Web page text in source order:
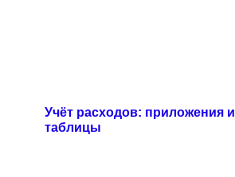
Учёт расходов: приложения и
таблицы